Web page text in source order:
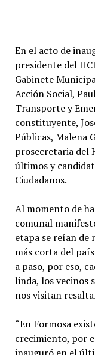
En el acto de
presidente del
Gabinete
Acción Social,
Transporte y
constituyente,
Públicas, Malena
prosecretaria del
últimos y
Ciudadanos.
Al momento de
comunal
etapa se reían de
más corta del
a paso, por eso,
linda, los vecinos
nos visitan
“En Formosa
crecimiento, por